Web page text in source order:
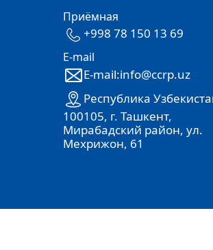
Приёмная
+998 78 150 13 69
E-mail
E-mail:info@ccrp.uz
Республика
100105, г. Ташкент,
Мирабадский район, ул.
Мехрижон, 61